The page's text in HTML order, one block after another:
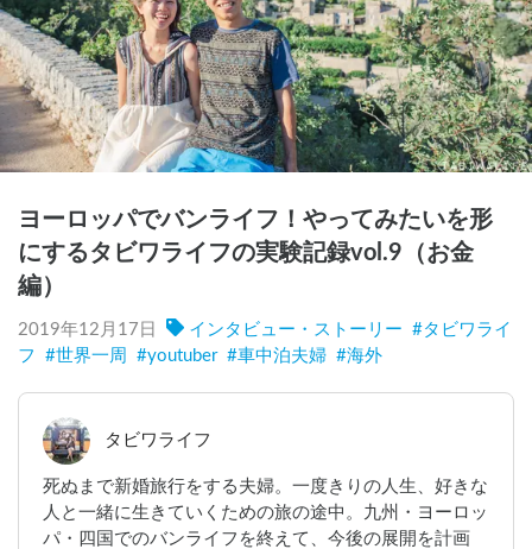
ヨーロッパでバンライフ！やってみたいを形
にするタビワライフの実験記録vol.9（お金
編）
2019年12月17日 インタビュー・ストーリー #タビワライ
フ
#世界一周 #youtuber #車中泊夫婦 #海外
タビワライフ
死ぬまで新婚旅行をする夫婦。一度きりの人生、好きな
人と一緒に生きていくための旅の途中。九州・ヨーロッ
パ・四国でのバンライフを終えて、今後の展開を計画